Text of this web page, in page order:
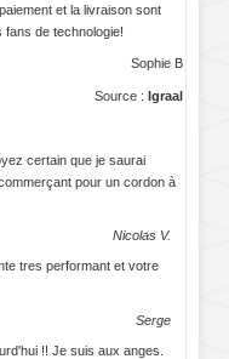
et la livraison sont
de technologie!
Sophie B
Source : Igraal
certain que je saurai
pour un cordon à
Nicolas V.
tres performant et votre
Serge
!! Je suis aux anges.